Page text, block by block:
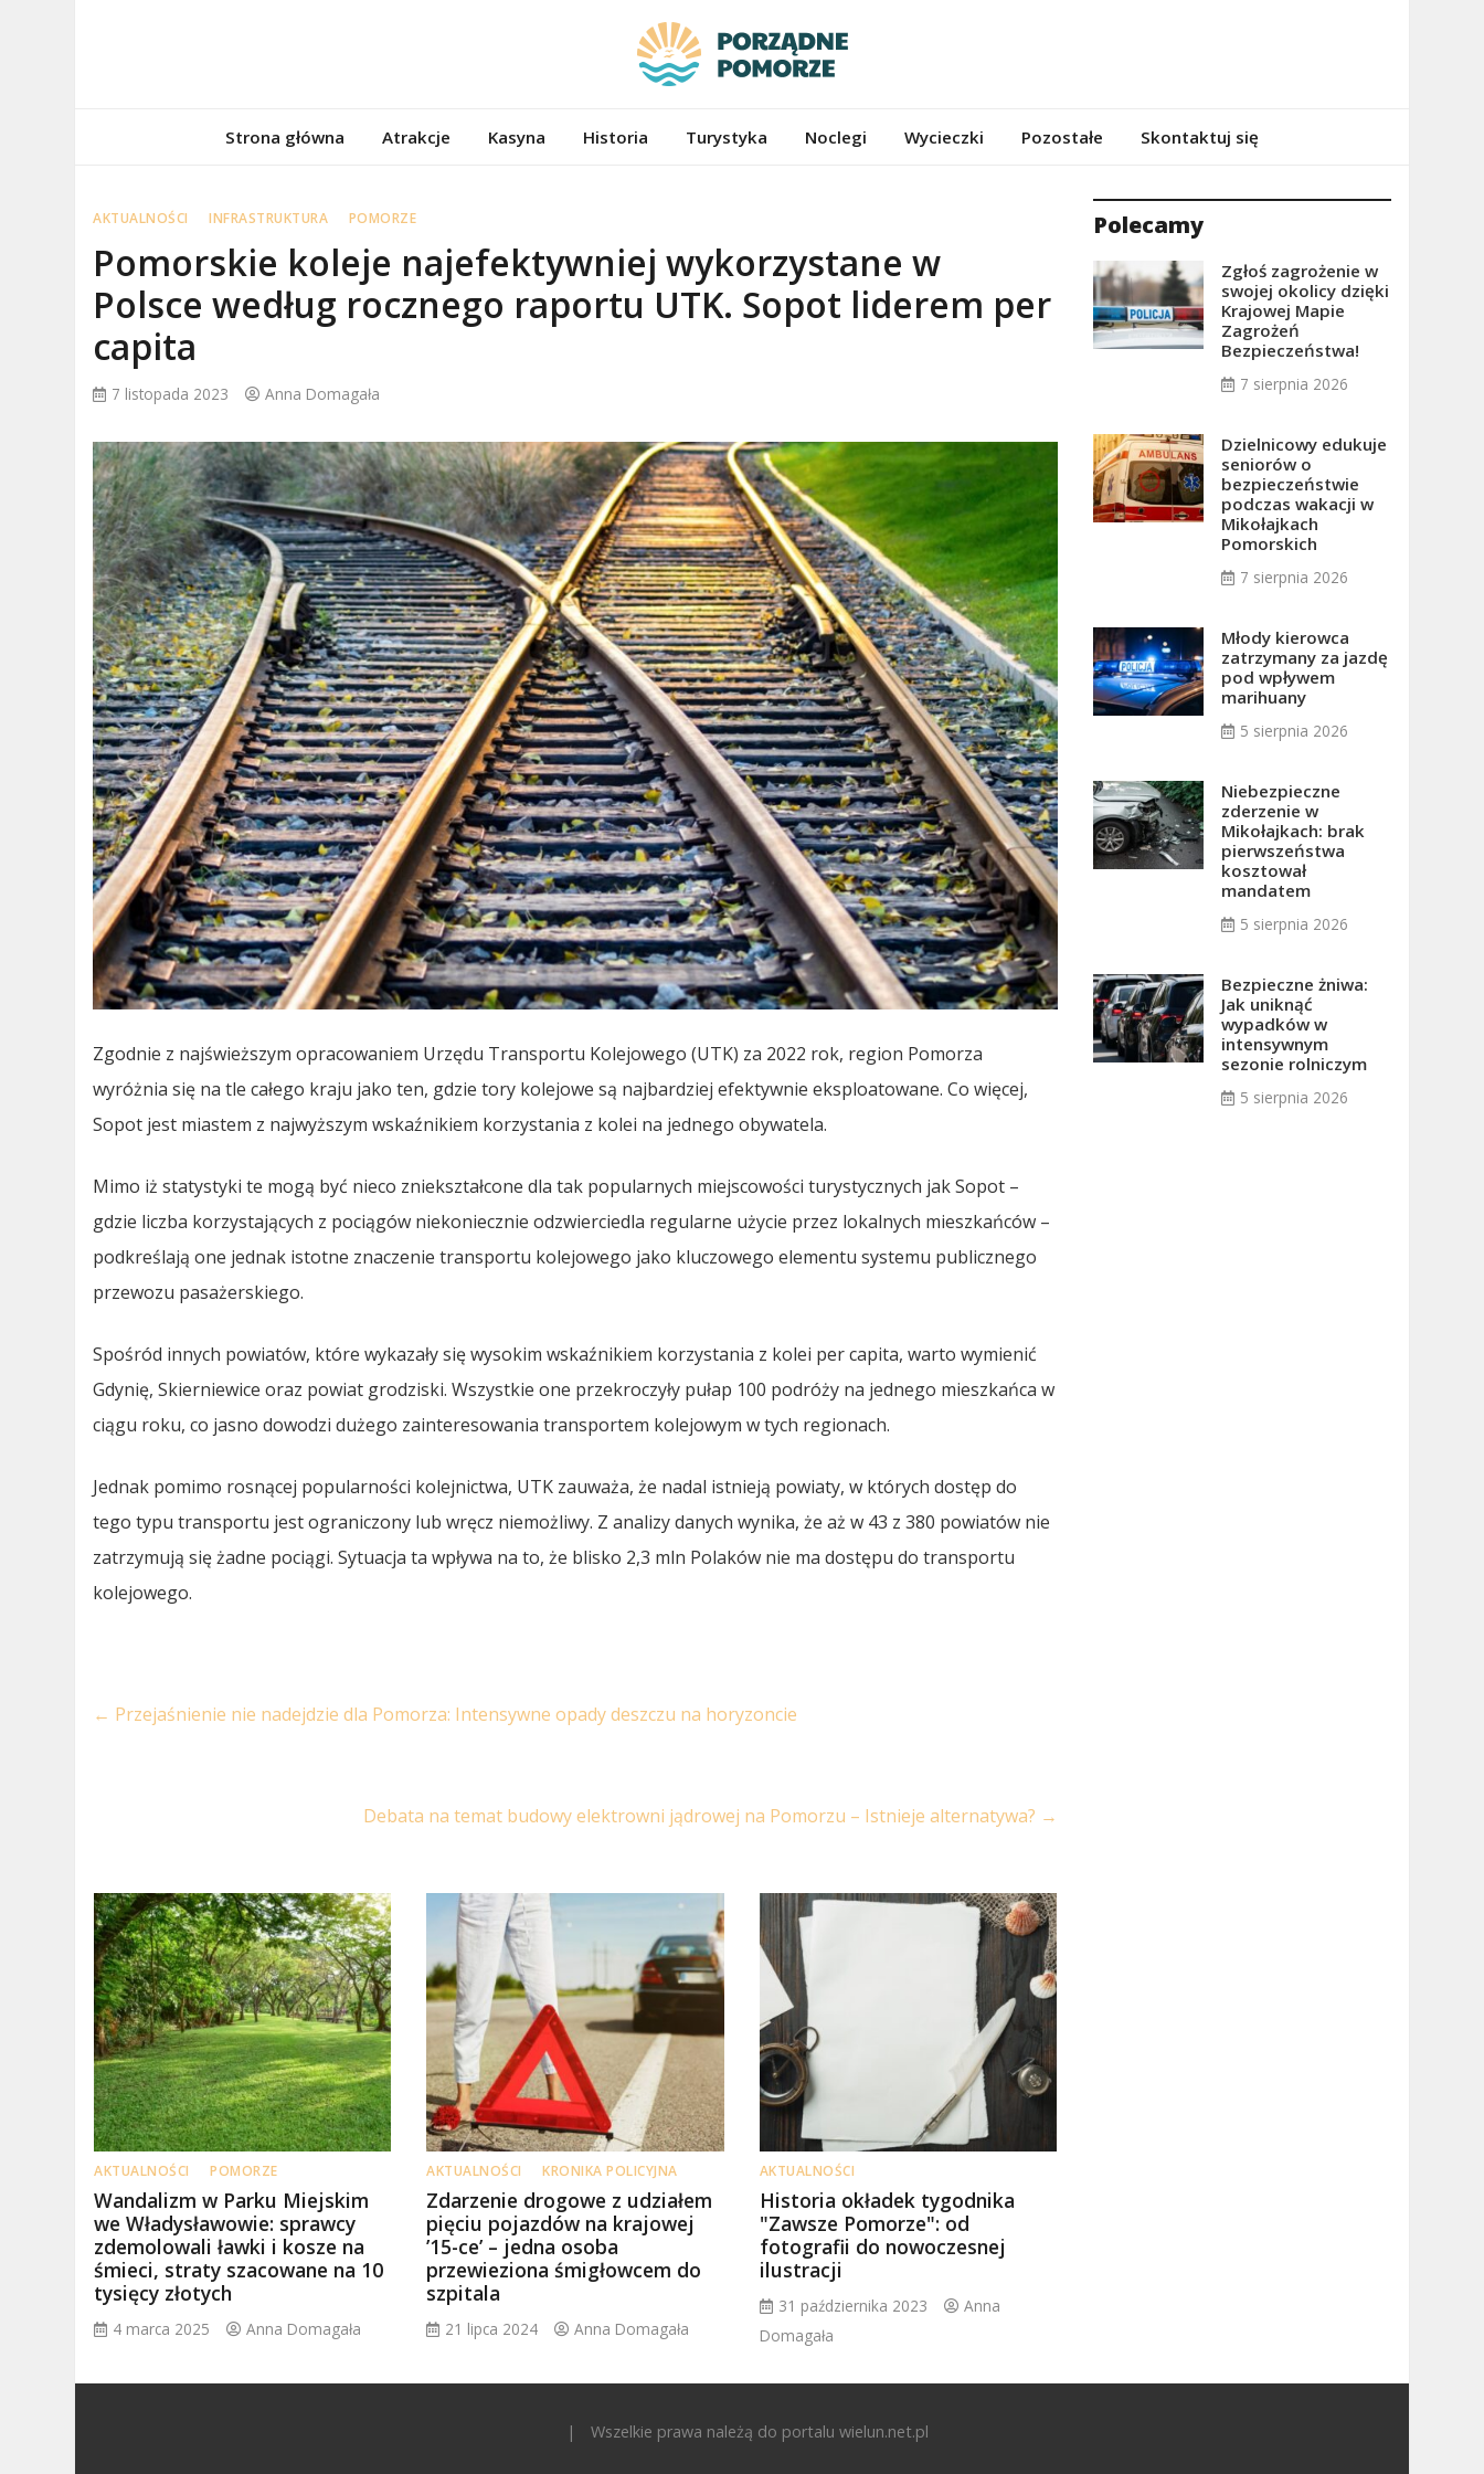
porzadnepomorze.pl
Strona główna Atrakcje Kasyna Historia Turystyka Noclegi Wycieczki Pozostałe Skontaktuj się
AKTUALNOŚCI INFRASTRUKTURA POMORZE
Pomorskie koleje najefektywniej wykorzystane w
Polsce według rocznego raportu UTK. Sopot liderem per
capita
7 listopada 2023 Anna Domagała
Zgodnie z najświeższym opracowaniem Urzędu Transportu Kolejowego (UTK) za 2022 rok, region Pomorza
wyróżnia się na tle całego kraju jako ten, gdzie tory kolejowe są najbardziej efektywnie eksploatowane. Co więcej,
Sopot jest miastem z najwyższym wskaźnikiem korzystania z kolei na jednego obywatela.
Mimo iż statystyki te mogą być nieco zniekształcone dla tak popularnych miejscowości turystycznych jak Sopot –
gdzie liczba korzystających z pociągów niekoniecznie odzwierciedla regularne użycie przez lokalnych mieszkańców –
podkreślają one jednak istotne znaczenie transportu kolejowego jako kluczowego elementu systemu publicznego
przewozu pasażerskiego.
Spośród innych powiatów, które wykazały się wysokim wskaźnikiem korzystania z kolei per capita, warto wymienić
Gdynię, Skierniewice oraz powiat grodziski. Wszystkie one przekroczyły pułap 100 podróży na jednego mieszkańca w
ciągu roku, co jasno dowodzi dużego zainteresowania transportem kolejowym w tych regionach.
Jednak pomimo rosnącej popularności kolejnictwa, UTK zauważa, że nadal istnieją powiaty, w których dostęp do
tego typu transportu jest ograniczony lub wręcz niemożliwy. Z analizy danych wynika, że aż w 43 z 380 powiatów nie
zatrzymują się żadne pociągi. Sytuacja ta wpływa na to, że blisko 2,3 mln Polaków nie ma dostępu do transportu
kolejowego.
← Przejaśnienie nie nadejdzie dla Pomorza: Intensywne opady deszczu na horyzoncie
Debata na temat budowy elektrowni jądrowej na Pomorzu – Istnieje alternatywa? →
AKTUALNOŚCI POMORZE
Wandalizm w Parku Miejskim
we Władysławowie: sprawcy
zdemolowali ławki i kosze na
śmieci, straty szacowane na 10
tysięcy złotych
4 marca 2025 Anna Domagała
AKTUALNOŚCI KRONIKA POLICYJNA
Zdarzenie drogowe z udziałem
pięciu pojazdów na krajowej
’15-ce’ – jedna osoba
przewieziona śmigłowcem do
szpitala
21 lipca 2024 Anna Domagała
AKTUALNOŚCI
Historia okładek tygodnika
"Zawsze Pomorze": od
fotografii do nowoczesnej
ilustracji
31 października 2023
Anna
Domagała
Polecamy
Zgłoś zagrożenie w
swojej okolicy dzięki
Krajowej Mapie
Zagrożeń
Bezpieczeństwa!
7 sierpnia 2026
Dzielnicowy edukuje
seniorów o
bezpieczeństwie
podczas wakacji w
Mikołajkach
Pomorskich
7 sierpnia 2026
Młody kierowca
zatrzymany za jazdę
pod wpływem
marihuany
5 sierpnia 2026
Niebezpieczne
zderzenie w
Mikołajkach: brak
pierwszeństwa
kosztował
mandatem
5 sierpnia 2026
Bezpieczne żniwa:
Jak uniknąć
wypadków w
intensywnym
sezonie rolniczym
5 sierpnia 2026
| Wszelkie prawa należą do portalu wielun.net.pl